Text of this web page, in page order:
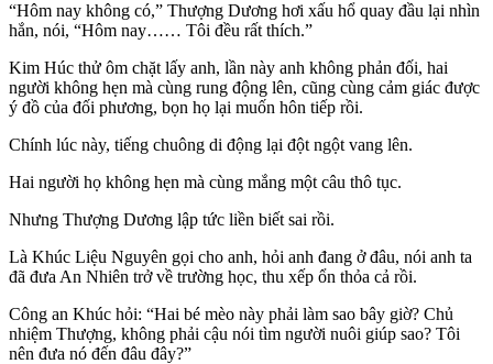
“Hôm nay không có,” Thượng Dương hơi xấu hổ quay đầu lại nhìn
hắn, nói, “Hôm nay…… Tôi đều rất thích.”
Kim Húc thử ôm chặt lấy anh, lần này anh không phản đối, hai
người không hẹn mà cùng rung động lên, cũng cùng cảm giác được
ý đồ của đối phương, bọn họ lại muốn hôn tiếp rồi.
Chính lúc này, tiếng chuông di động lại đột ngột vang lên.
Hai người họ không hẹn mà cùng mắng một câu thô tục.
Nhưng Thượng Dương lập tức liền biết sai rồi.
Là Khúc Liệu Nguyên gọi cho anh, hỏi anh đang ở đâu, nói anh ta
đã đưa An Nhiên trở về trường học, thu xếp ổn thỏa cả rồi.
Công an Khúc hỏi: “Hai bé mèo này phải làm sao bây giờ? Chủ
nhiệm Thượng, không phải cậu nói tìm người nuôi giúp sao? Tôi
nên đưa nó đến đâu đây?”